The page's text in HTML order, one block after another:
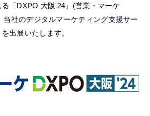
「DXPO 大阪'24」(営業・マーケ
当社のデジタルマーケティング支援サー
出展いたします。